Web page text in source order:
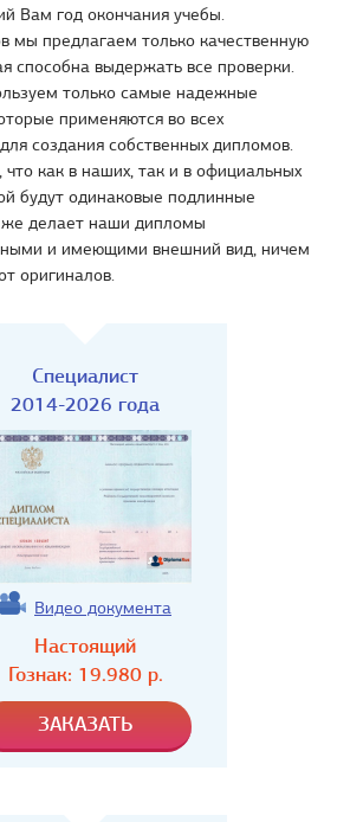
Вам год окончания учебы.
мы предлагаем только качественную
способна выдержать все проверки.
только самые надежные
применяются во всех
создания собственных дипломов.
что как в наших, так и в официальных
будут одинаковые подлинные
же делает наши дипломы
и имеющими внешний вид, ничем
оригиналов.
Специалист
2014-2026 года
Видео документа
Настоящий
Гознак: 19.980р.